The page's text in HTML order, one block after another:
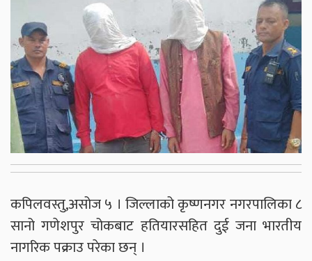
कपिलवस्तु,असोज ५ । जिल्लाको कृष्णनगर नगरपालिका ८
सानो गणेशपुर चोकबाट हतियारसहित दुई जना भारतीय
नागरिक पक्राउ परेका छन् ।